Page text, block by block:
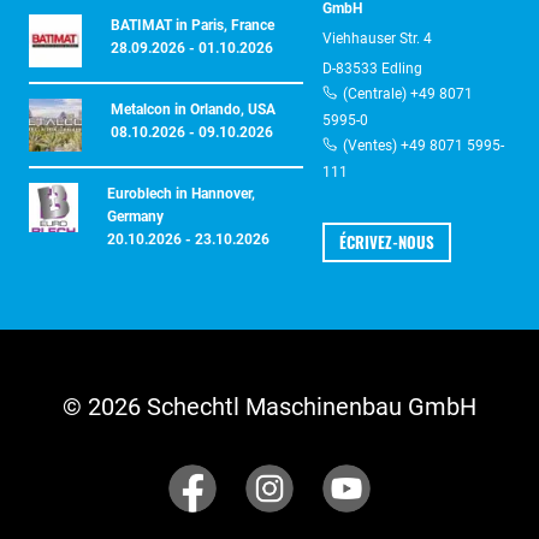
BATIMAT in Paris, France
28.09.2026 - 01.10.2026
Metalcon in Orlando, USA
08.10.2026 - 09.10.2026
Euroblech in Hannover,
Germany
20.10.2026 - 23.10.2026
GmbH
Viehhauser Str. 4
D-83533 Edling
(Centrale) +49 8071
5995-0
(Ventes) +49 8071 5995-
111
ÉCRIVEZ-NOUS
© 2026 Schechtl Maschinenbau GmbH